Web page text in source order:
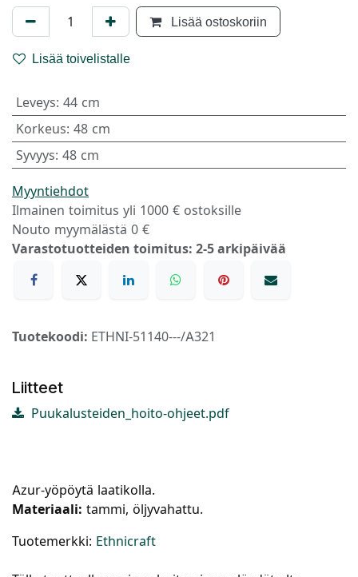
Lisää ostoskoriin
Lisää toivelistalle
Leveys: 44 cm
Korkeus: 48 cm
Syvyys: 48 cm
Myyntiehdot
Ilmainen toimitus yli 1000 € ostoksille
Nouto myymälästä 0 €
Varastotuotteiden toimitus: 2-5 arkipäivää
Tuotekoodi: ETHNI-51140---/A321
Liitteet
Puukalusteiden_hoito-ohjeet.pdf
Azur-yöpöytä laatikolla.
Materiaali: tammi, öljyvahattu.
Tuotemerkki: Ethnicraft